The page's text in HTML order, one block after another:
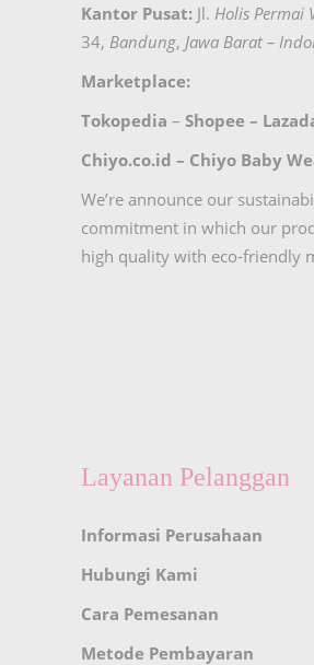
Kantor Pusat: Jl. Holis Permai
34, Bandung, Jawa Barat –
Marketplace:
Tokopedia – Shopee –
Chiyo.co.id – Chiyo Baby
We’re announce our
commitment in which our
high quality with eco-friendly
Layanan Pelanggan
Informasi Perusahaan
Hubungi Kami
Cara Pemesanan
Metode Pembayaran